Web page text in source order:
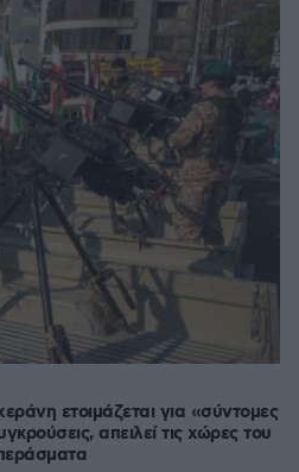
ετοιμάζεται για «σύντομες
απειλεί τις χώρες του